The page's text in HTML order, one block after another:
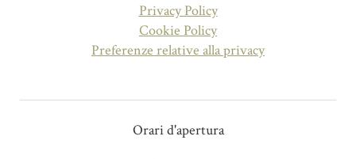
Privacy Policy
Cookie Policy
Preferenze relative alla privacy
Orari d'apertura